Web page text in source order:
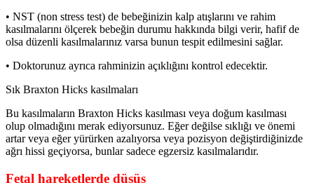
• NST (non stress test) de bebeğinizin kalp atışlarını ve rahim
kasılmalarını ölçerek bebeğin durumu hakkında bilgi verir, hafif de
olsa düzenli kasılmalarınız varsa bunun tespit edilmesini sağlar.
• Doktorunuz ayrıca rahminizin açıklığını kontrol edecektir.
Sık Braxton Hicks kasılmaları
Bu kasılmaların Braxton Hicks kasılması veya doğum kasılması
olup olmadığını merak ediyorsunuz. Eğer değilse sıklığı ve önemi
artar veya eğer yürürken azalıyorsa veya pozisyon değiştirdiğinizde
ağrı hissi geçiyorsa, bunlar sadece egzersiz kasılmalarıdır.
Fetal hareketlerde düşüş